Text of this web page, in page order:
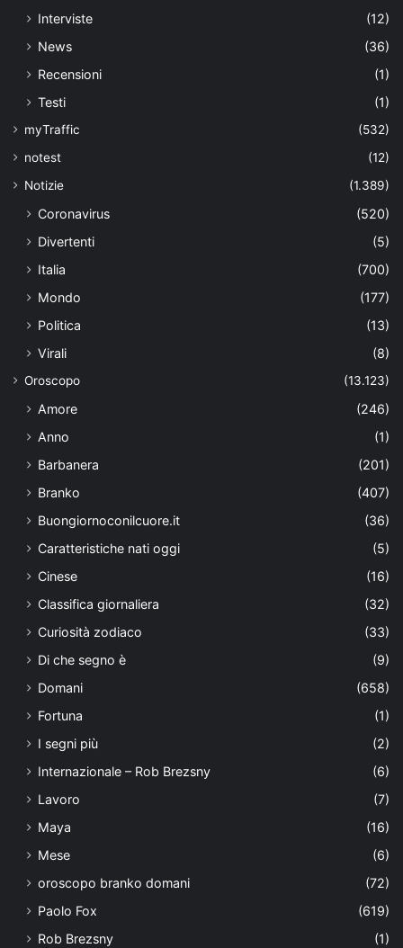
Interviste
(12)
News
(36)
Recensioni
(1)
Testi
(1)
myTraffic
(532)
notest
(12)
Notizie
(1.389)
Coronavirus
(520)
Divertenti
(5)
Italia
(700)
Mondo
(177)
Politica
(13)
Virali
(8)
Oroscopo (13.123)
Amore
(246)
Anno
(1)
Barbanera
(201)
Branko
(407)
Buongiornoconilcuore.it
(36)
Caratteristiche nati oggi
(5)
Cinese
(16)
Classifica giornaliera
(32)
Curiosità zodiaco
(33)
Di che segno è
(9)
Domani
(658)
Fortuna
(1)
I segni più
(2)
Internazionale – Rob Brezsny
(6)
Lavoro
(7)
Maya
(16)
Mese
(6)
oroscopo branko domani
(72)
Paolo Fox
(619)
Rob Brezsny
(1)